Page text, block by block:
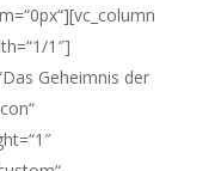
1″]
Geheimnis der